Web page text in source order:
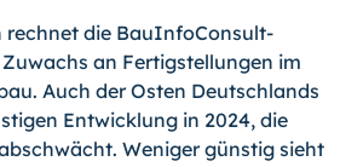
rechnet die BauInfoConsult-
an Fertigstellungen im
Auch der Osten Deutschlands
Entwicklung in 2024, die
Weniger günstig sieht